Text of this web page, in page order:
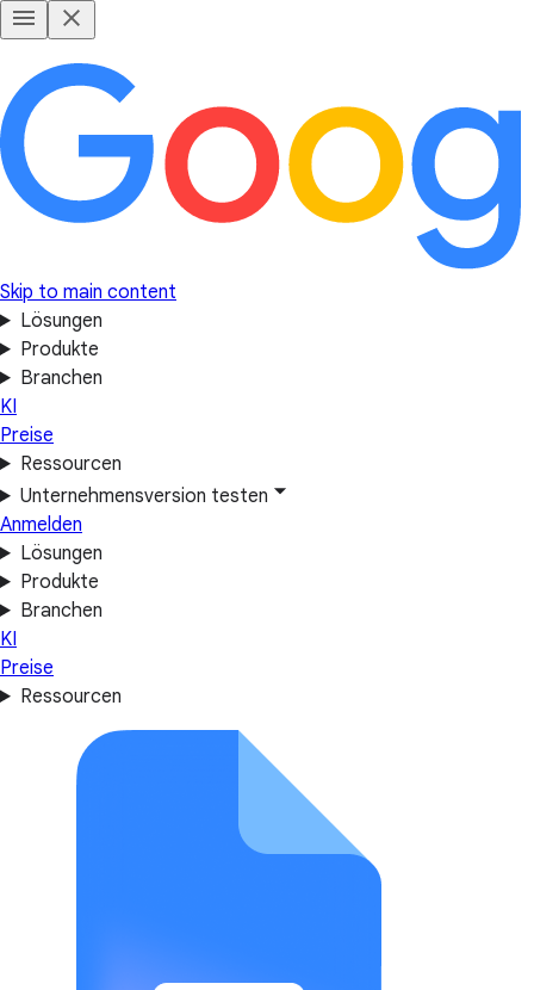
Skip to main content
Lösungen
Produkte
Branchen
KI
Preise
Ressourcen
Unternehmensversion testen
Anmelden
Lösungen
Produkte
Branchen
KI
Preise
Ressourcen